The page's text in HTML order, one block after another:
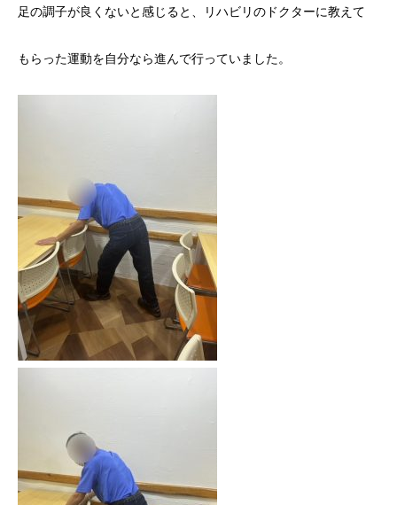
足の調子が良くないと感じると、リハビリのドクターに教えて
もらった運動を自分なら進んで行っていました。